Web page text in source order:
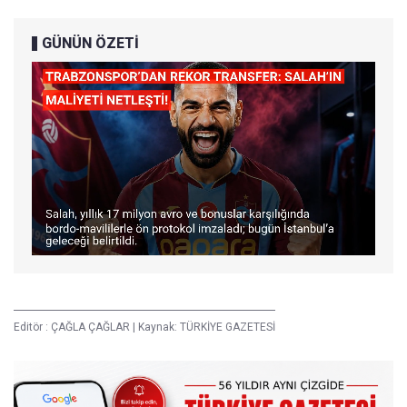
GÜNÜN ÖZETİ
Editör : ÇAĞLA ÇAĞLAR | Kaynak: TÜRKİYE GAZETESİ